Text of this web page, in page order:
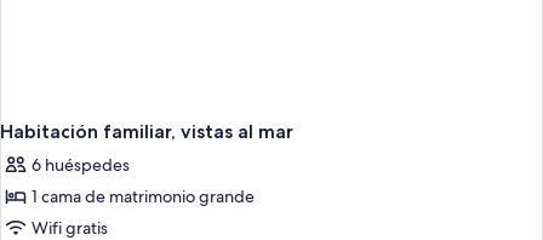
Habitación familiar, vistas al mar
6 huéspedes
1 cama de matrimonio grande
Wifi gratis